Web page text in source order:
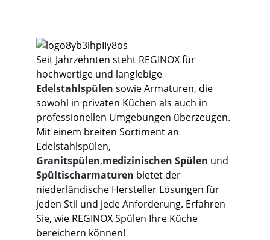
Seit Jahrzehnten steht REGINOX für
hochwertige und langlebige
Edelstahlspülen sowie Armaturen, die
sowohl in privaten Küchen als auch in
professionellen Umgebungen überzeugen.
Mit einem breiten Sortiment an
Edelstahlspülen,
Granitspülen,medizinischen Spülen und
Spültischarmaturen bietet der
niederländische Hersteller Lösungen für
jeden Stil und jede Anforderung. Erfahren
Sie, wie REGINOX Spülen Ihre Küche
bereichern können!